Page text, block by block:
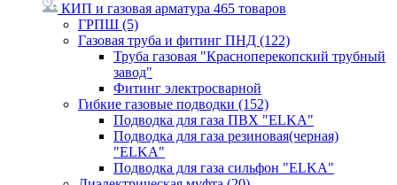
КИП и газовая арматура 465 товаров
ГРПШ (5)
Газовая труба и фитинг ПНД (122)
Труба газовая "Красноперекопский трубный
завод"
Фитинг электросварной
Гибкие газовые подводки (152)
Подводка для газа ПВХ "ELKA"
Подводка для газа резиновая(черная)
"ELKA"
Подводка для газа сильфон "ELKA"